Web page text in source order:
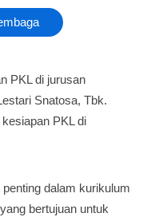
PKL di jurusan
Snatosa, Tbk.
PKL di
dalam kurikulum
bertujuan untuk